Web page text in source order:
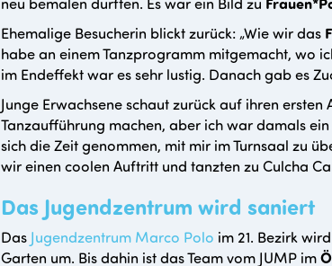
Ehemalige Besucherin blickt zurück: „Wie wir das
habe an einem Tanzprogramm mitgemacht, wo
im Endeffekt war es sehr lustig. Danach gab es
Junge Erwachsene schaut zurück auf ihren
Tanzaufführung machen, aber ich war damals
sich die Zeit genommen, mit mir im Turnsaal zu
wir einen coolen Auftritt und tanzten zu Culcha
Das Jugendzentrum wird saniert
Das Jugendzentrum Marco Polo im 21. Bezirk
Garten um. Bis dahin ist das Team vom JUMP im